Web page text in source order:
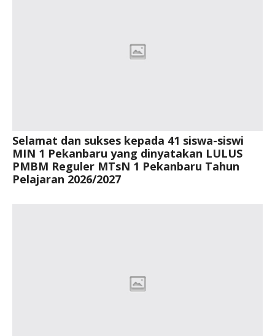
Selamat dan sukses kepada 41 siswa-siswi
MIN 1 Pekanbaru yang dinyatakan LULUS
PMBM Reguler MTsN 1 Pekanbaru Tahun
Pelajaran 2026/2027